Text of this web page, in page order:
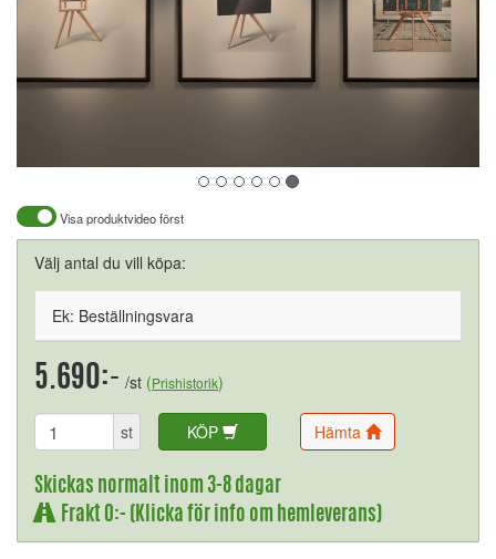
Visa produktvideo först
Välj antal du vill köpa:
Ek: Beställningsvara
5.690:- /st (Prishistorik)
st KÖP Hämta
Skickas normalt inom 3-8 dagar
Frakt 0:- (Klicka för info om hemleverans)